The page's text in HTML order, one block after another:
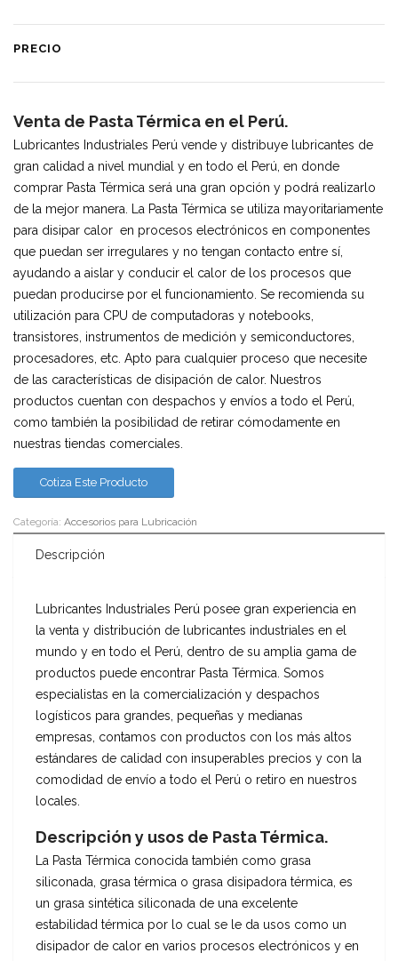
PRECIO
Venta de Pasta Térmica en el Perú.
Lubricantes Industriales Perú vende y distribuye lubricantes de
gran calidad a nivel mundial y en todo el Perú, en donde
comprar Pasta Térmica será una gran opción y podrá realizarlo
de la mejor manera. La Pasta Térmica se utiliza mayoritariamente
para disipar calor en procesos electrónicos en componentes
que puedan ser irregulares y no tengan contacto entre sí,
ayudando a aislar y conducir el calor de los procesos que
puedan producirse por el funcionamiento. Se recomienda su
utilización para CPU de computadoras y notebooks,
transistores, instrumentos de medición y semiconductores,
procesadores, etc. Apto para cualquier proceso que necesite
de las características de disipación de calor. Nuestros
productos cuentan con despachos y envíos a todo el Perú,
como también la posibilidad de retirar cómodamente en
nuestras tiendas comerciales.
Cotiza Este Producto
Categoría: Accesorios para Lubricación
Descripción
Lubricantes Industriales Perú posee gran experiencia en
la venta y distribución de lubricantes industriales en el
mundo y en todo el Perú, dentro de su amplia gama de
productos puede encontrar Pasta Térmica. Somos
especialistas en la comercialización y despachos
logísticos para grandes, pequeñas y medianas
empresas, contamos con productos con los más altos
estándares de calidad con insuperables precios y con la
comodidad de envío a todo el Perú o retiro en nuestros
locales.
Descripción y usos de Pasta Térmica.
La Pasta Térmica conocida también como grasa
siliconada, grasa térmica o grasa disipadora térmica, es
un grasa sintética siliconada de una excelente
estabilidad térmica por lo cual se le da usos como un
disipador de calor en varios procesos electrónicos y en